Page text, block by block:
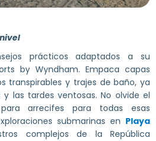
prácticos adaptados a su
by Wyndham. Empaca capas
transpirables y trajes de baño, ya
las tardes ventosas. No olvide el
arrecifes para todas esas
submarinas en Playa
complejos de la República